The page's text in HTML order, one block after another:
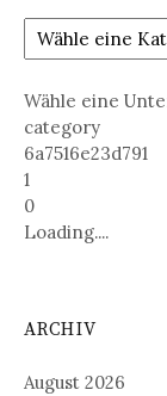
Wähle eine
category
6a7516e23d791
1
0
Loading....
ARCHIV
August 2026